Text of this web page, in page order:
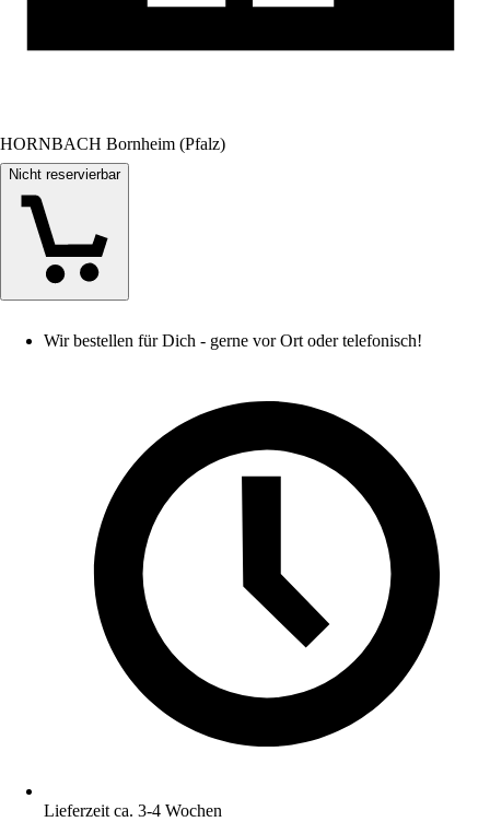
HORNBACH Bornheim (Pfalz)
Nicht reservierbar
Wir bestellen für Dich - gerne vor Ort oder telefonisch!
Lieferzeit ca. 3-4 Wochen